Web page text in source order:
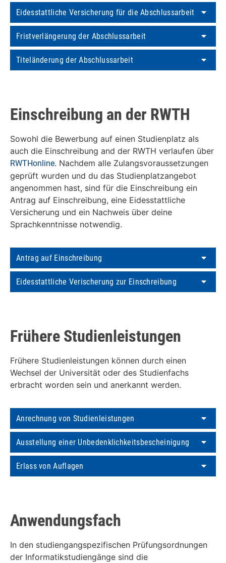
Eidesstattliche Versicherung für die Abschlussarbeit
Fristverlängerung der Abschlussarbeit
Titeländerung der Abschlussarbeit
Einschreibung an der RWTH
Sowohl die Bewerbung auf einen Studienplatz als
auch die Einschreibung and der RWTH verlaufen über
RWTHonline. Nachdem alle Zulangsvoraussetzungen
geprüft wurden und du das Studienplatzangebot
angenommen hast, sind für die Einschreibung ein
Antrag auf Einschreibung, eine Eidesstattliche
Versicherung und ein Nachweis über deine
Sprachkenntnisse notwendig.
Antrag auf Einschreibung
Eidesstattliche Verischerung zur Einschreibung
Frühere Studienleistungen
Frühere Studienleistungen können durch einen
Wechsel der Universität oder des Studienfachs
erbracht worden sein und anerkannt werden.
Anrechnung von Studienleistungen
Ausstellung einer Unbedenklichkeitsbescheinigung
Erlass von Auflagen
Anwendungsfach
In den studiengangspezifischen Prüfungsordnungen
der Informatikstudiengänge sind die